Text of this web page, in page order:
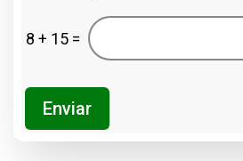
8 + 15 =
Enviar